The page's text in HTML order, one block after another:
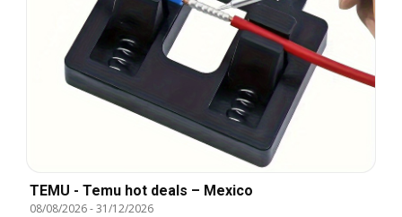
TEMU - Temu hot deals – Mexico
08/08/2026-31/12/2026